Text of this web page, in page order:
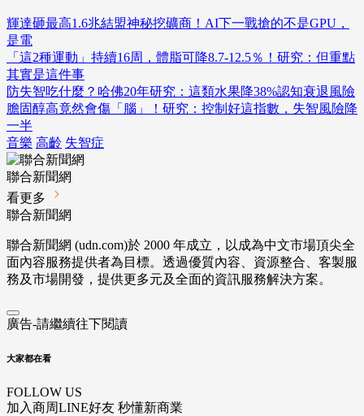
輝達砸最高1.6兆結盟神秘挖礦商！AI下一戰搶的不是GPU，
是電
「這2種運動」持續16周，體脂可降8.7-12.5％！研究：但重點
其實是這件事
防失智吃什麼？哈佛20年研究：這類水果降38%認知衰退風險
膽固醇高竟然會傷「腦」！研究：控制好這指數，失智風險降
一半
音樂 高齡 失智症
聯合新聞網
看更多
聯合新聞網
聯合新聞網 (udn.com)於 2000 年成立，以成為中文市場頂尖全
面內容服務提供者為目標。透過優質內容、資源整合、客製服
務及市場開發，提供更多元及全面的資訊服務解決方案。
廣告-請繼續往下閱讀
大家都在看
FOLLOW US
加入商周LINE好友 秒懂新商業